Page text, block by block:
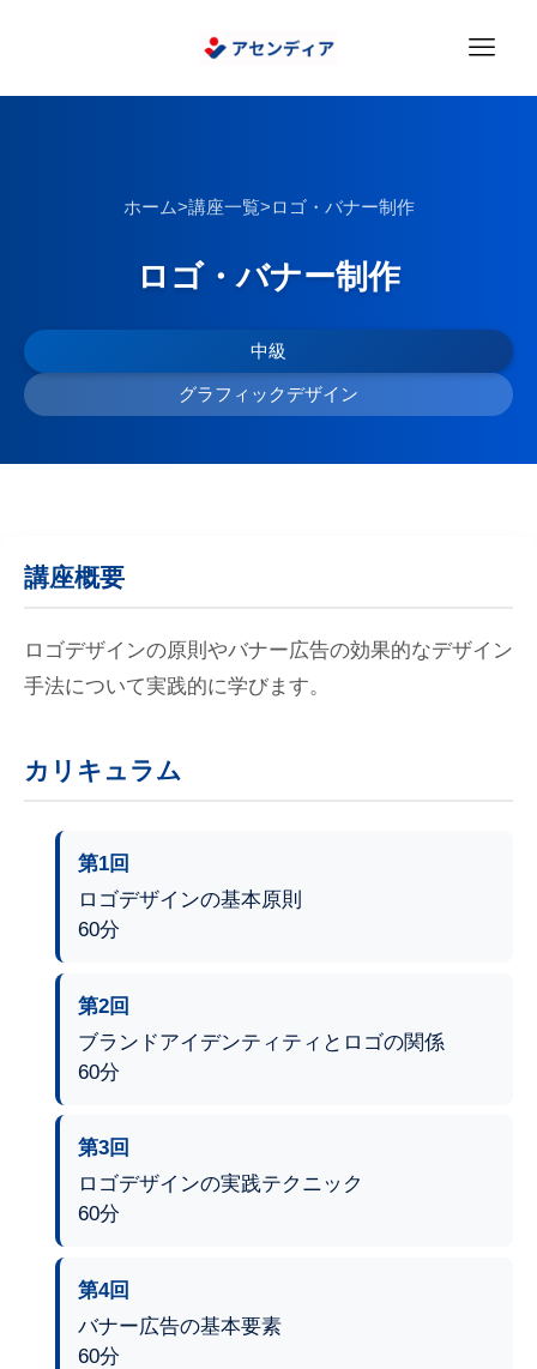
ホーム>講座一覧>ロゴ・バナー制作
ロゴ・バナー制作
中級
グラフィックデザイン
講座概要
ロゴデザインの原則やバナー広告の効果的なデザイン
手法について実践的に学びます。
カリキュラム
第1回
ロゴデザインの基本原則
60分
第2回
ブランドアイデンティティとロゴの関係
60分
第3回
ロゴデザインの実践テクニック
60分
第4回
バナー広告の基本要素
60分